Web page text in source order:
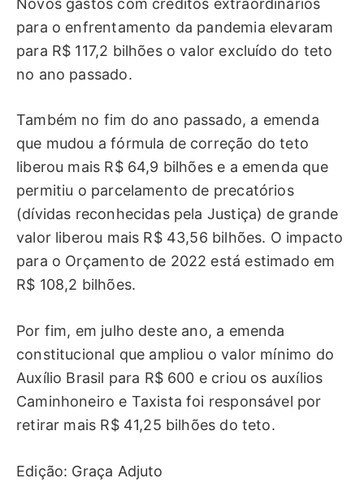
para o enfrentamento da pandemia elevaram
para R$ 117,2 bilhões o valor excluído do teto
no ano passado.
Também no fim do ano passado, a emenda
que mudou a fórmula de correção do teto
liberou mais R$ 64,9 bilhões e a emenda que
permitiu o parcelamento de precatórios
(dívidas reconhecidas pela Justiça) de grande
valor liberou mais R$ 43,56 bilhões. O impacto
para o Orçamento de 2022 está estimado em
R$ 108,2 bilhões.
Por fim, em julho deste ano, a emenda
constitucional que ampliou o valor mínimo do
Auxílio Brasil para R$ 600 e criou os auxílios
Caminhoneiro e Taxista foi responsável por
retirar mais R$ 41,25 bilhões do teto.
Edição: Graça Adjuto